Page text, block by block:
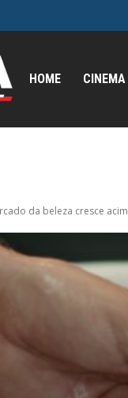
HOME CINEMA
da beleza cresce